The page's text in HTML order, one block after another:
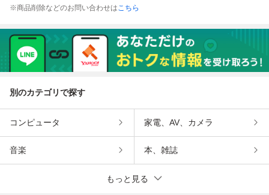
※商品削除などのお問い合わせはこちら
別のカテゴリで探す
コンピュータ 家電、AV、カメラ
音楽 本、雑誌
もっと見る